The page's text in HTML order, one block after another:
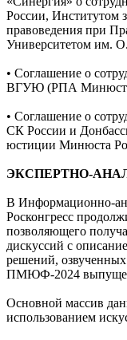
России, Институтом
правоведения при
Университетом им.
• Соглашение о
ВГУЮ (РПА
• Соглашение о
СК России и
юстиции Минюста
ЭКСПЕРТНО-
В Информационно-
Росконгресс
позволяющего
дискуссий с
решений,
ПМЮФ-2024
Основной массив
использованием